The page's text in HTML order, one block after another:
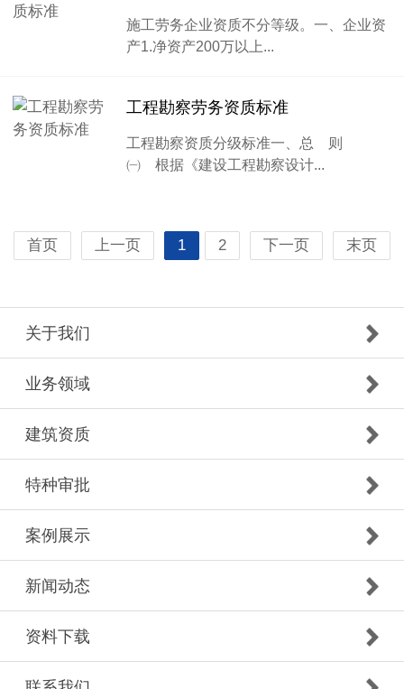
施工劳务企业资质不分等级。一、企业资
产1.净资产200万以上...
工程勘察劳务资质标准
工程勘察资质分级标准一、总 则
㈠ 根据《建设工程勘察设计...
首页 上一页 1 2 下一页 末页
关于我们
业务领域
建筑资质
特种审批
案例展示
新闻动态
资料下载